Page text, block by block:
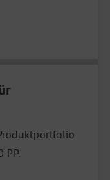
PP.